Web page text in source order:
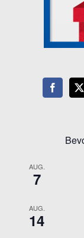
AUG.
7
AUG.
14